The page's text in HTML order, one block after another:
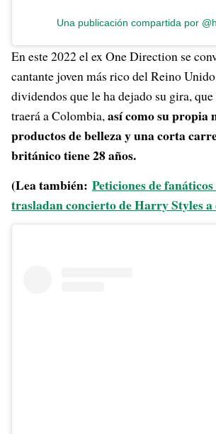
Una publicación compartida por
En este 2022 el ex One Direction se
cantante joven más rico del Reino
dividendos que le ha dejado su gira,
traerá a Colombia,así como su propia
productos de belleza y una corta
británico tiene 28 años.
(Lea también: Peticiones de
trasladan concierto de Harry Styles a